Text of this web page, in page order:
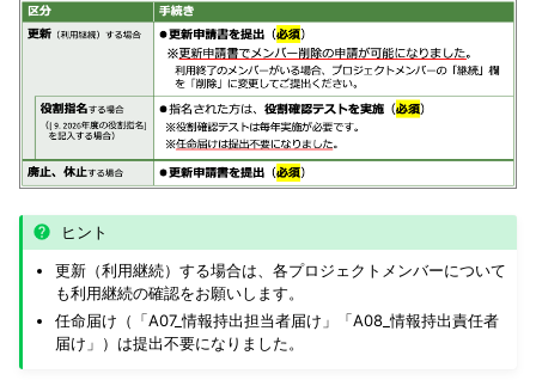
ヒント
更新（利用継続）する場合は、各プロジェクトメンバーについて
も利用継続の確認をお願いします。
任命届け（「A07_情報持出担当者届け」「A08_情報持出責任者
届け」）は提出不要になりました。